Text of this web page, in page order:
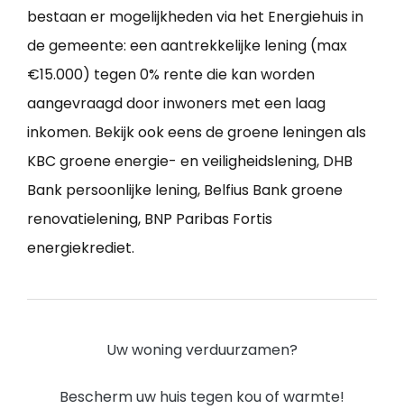
bestaan er mogelijkheden via het Energiehuis in
de gemeente: een aantrekkelijke lening (max
€15.000) tegen 0% rente die kan worden
aangevraagd door inwoners met een laag
inkomen. Bekijk ook eens de groene leningen als
KBC groene energie- en veiligheidslening, DHB
Bank persoonlijke lening, Belfius Bank groene
renovatielening, BNP Paribas Fortis
energiekrediet.
Uw woning verduurzamen?
Bescherm uw huis tegen kou of warmte!